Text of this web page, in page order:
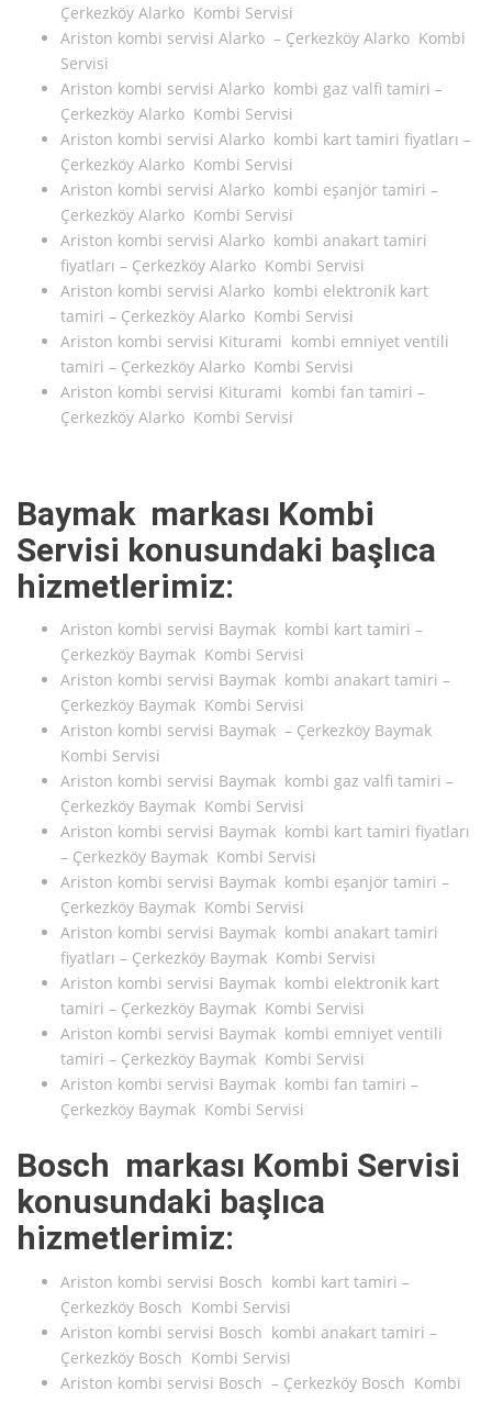
Çerkezköy Alarko Kombi Servisi
Ariston kombi servisi Alarko – Çerkezköy Alarko Kombi
Servisi
Ariston kombi servisi Alarko kombi gaz valfi tamiri –
Çerkezköy Alarko Kombi Servisi
Ariston kombi servisi Alarko kombi kart tamiri fiyatları –
Çerkezköy Alarko Kombi Servisi
Ariston kombi servisi Alarko kombi eşanjör tamiri –
Çerkezköy Alarko Kombi Servisi
Ariston kombi servisi Alarko kombi anakart tamiri
fiyatları – Çerkezköy Alarko Kombi Servisi
Ariston kombi servisi Alarko kombi elektronik kart
tamiri – Çerkezköy Alarko Kombi Servisi
Ariston kombi servisi Kiturami kombi emniyet ventili
tamiri – Çerkezköy Alarko Kombi Servisi
Ariston kombi servisi Kiturami kombi fan tamiri –
Çerkezköy Alarko Kombi Servisi
Baymak markası Kombi
Servisi konusundaki başlıca
hizmetlerimiz:
Ariston kombi servisi Baymak kombi kart tamiri –
Çerkezköy Baymak Kombi Servisi
Ariston kombi servisi Baymak kombi anakart tamiri –
Çerkezköy Baymak Kombi Servisi
Ariston kombi servisi Baymak – Çerkezköy Baymak
Kombi Servisi
Ariston kombi servisi Baymak kombi gaz valfi tamiri –
Çerkezköy Baymak Kombi Servisi
Ariston kombi servisi Baymak kombi kart tamiri fiyatları
– Çerkezköy Baymak Kombi Servisi
Ariston kombi servisi Baymak kombi eşanjör tamiri –
Çerkezköy Baymak Kombi Servisi
Ariston kombi servisi Baymak kombi anakart tamiri
fiyatları – Çerkezköy Baymak Kombi Servisi
Ariston kombi servisi Baymak kombi elektronik kart
tamiri – Çerkezköy Baymak Kombi Servisi
Ariston kombi servisi Baymak kombi emniyet ventili
tamiri – Çerkezköy Baymak Kombi Servisi
Ariston kombi servisi Baymak kombi fan tamiri –
Çerkezköy Baymak Kombi Servisi
Bosch markası Kombi Servisi
konusundaki başlıca
hizmetlerimiz:
Ariston kombi servisi Bosch kombi kart tamiri –
Çerkezköy Bosch Kombi Servisi
Ariston kombi servisi Bosch kombi anakart tamiri –
Çerkezköy Bosch Kombi Servisi
Ariston kombi servisi Bosch – Çerkezköy Bosch Kombi